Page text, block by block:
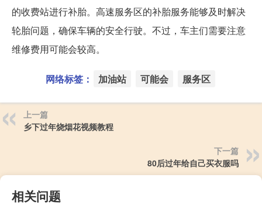
的收费站进行补胎。高速服务区的补胎服务能够及时解决
轮胎问题，确保车辆的安全行驶。不过，车主们需要注意
维修费用可能会较高。
网络标签： 加油站 可能会 服务区
上一篇
乡下过年烧烟花视频教程
下一篇
80后过年给自己买衣服吗
相关问题